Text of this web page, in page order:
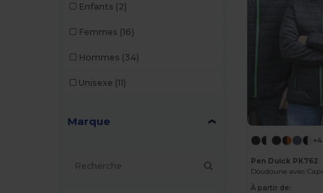
Enfants (2)
Femmes (16)
Hommes (34)
Unisexe (11)
Marque
+4
Pen Duick PK762
Doudoune avec
À partir de: